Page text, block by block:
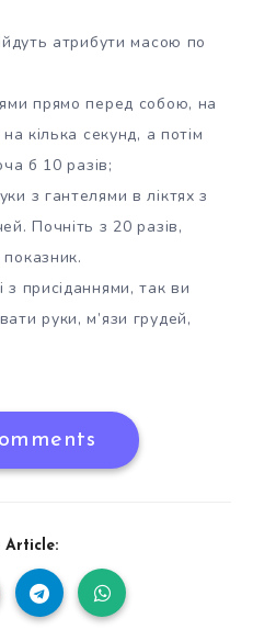
атрибути масою по
прямо перед собою, на
кілька секунд, а потім
б 10 разів;
з гантелями в ліктях з
Почніть з 20 разів,
присіданнями, так ви
руки, м’язи грудей,
Article: